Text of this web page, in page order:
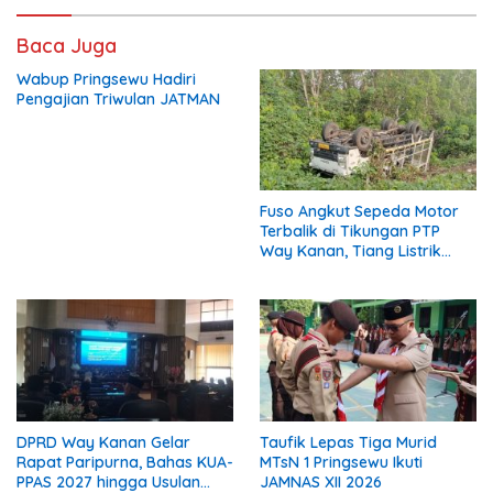
Baca Juga
Wabup Pringsewu Hadiri
Pengajian Triwulan JATMAN
Fuso Angkut Sepeda Motor
Terbalik di Tikungan PTP
Way Kanan, Tiang Listrik
DPRD Way Kanan Gelar
Rapat Paripurna, Bahas KUA-
PPAS 2027 hingga Usulan
Taufik Lepas Tiga Murid
MTsN 1 Pringsewu Ikuti
JAMNAS XII 2026